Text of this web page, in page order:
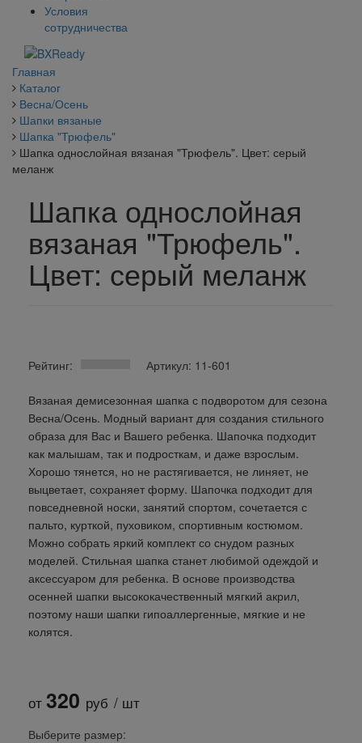
Условия
сотрудничества
Главная
Каталог
Весна/Осень
Шапки вязаные
Шапка "Трюфель"
Шапка однослойная вязаная "Трюфель". Цвет: серый
меланж
Шапка однослойная
вязаная "Трюфель".
Цвет: серый меланж
Рейтинг: Артикул: 11-601
Вязаная демисезонная шапка с подворотом для сезона
Весна/Осень. Модный вариант для создания стильного
образа для Вас и Вашего ребенка. Шапочка подходит
как малышам, так и подросткам, и даже взрослым.
Хорошо тянется, но не растягивается, не линяет, не
выцветает, сохраняет форму. Шапочка подходит для
повседневной носки, занятий спортом, сочетается с
пальто, курткой, пуховиком, спортивным костюмом.
Можно собрать яркий комплект со снудом разных
моделей. Стильная шапка станет любимой одеждой и
аксессуаром для ребенка. В основе производства
осенней шапки высококачественный мягкий акрил,
поэтому наши шапки гипоаллергенные, мягкие и не
колятся.
от 320 руб / шт
Выберите размер: